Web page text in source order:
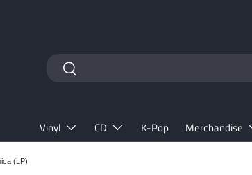
ZoekenZoeken
Vinyl CD K-Pop Merchandise
(LP)